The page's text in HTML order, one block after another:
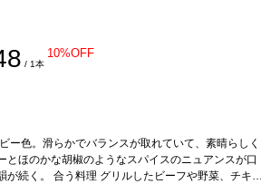
/ 1本
10%OFF
ー色。滑らかでバランスが取れていて、素晴らしく
とほのかな胡椒のようなスパイスのニュアンスが口
が続く。 合う料理 グリルしたビーフや野菜、チキ